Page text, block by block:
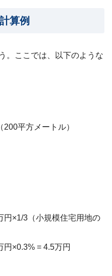
算例
。ここでは、以下のような
平方メートル）
円×1/3（小規模住宅用地の
×0.3% = 4.5万円